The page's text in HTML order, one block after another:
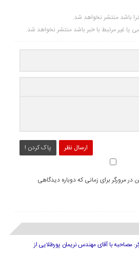
باشد منتشر نخواهد شد.
یا غیر مرتبط با خبر باشد منتشر نخواهد شد.
ارسال نظر پاک کردن !
مرورگر برای زمانی که دوباره دیدگاهی
مصاحبه با آقای مهندس نریمان پورطلایی از